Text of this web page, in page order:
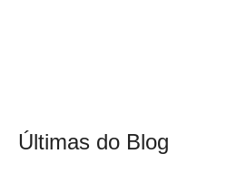
Últimas do Blog